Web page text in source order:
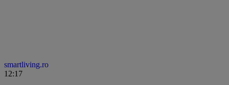
smartliving.ro
12:17